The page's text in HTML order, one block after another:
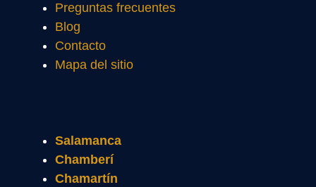
Preguntas frecuentes
Blog
Contacto
Mapa del sitio
Salamanca
Chamberí
Chamartín